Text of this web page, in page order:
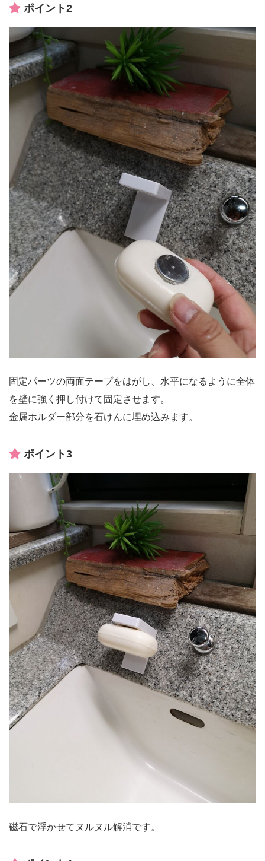
ポイント2
固定パーツの両面テープをはがし、水平になるように全体
を壁に強く押し付けて固定させます。
金属ホルダー部分を石けんに埋め込みます。
ポイント3
磁石で浮かせてヌルヌル解消です。